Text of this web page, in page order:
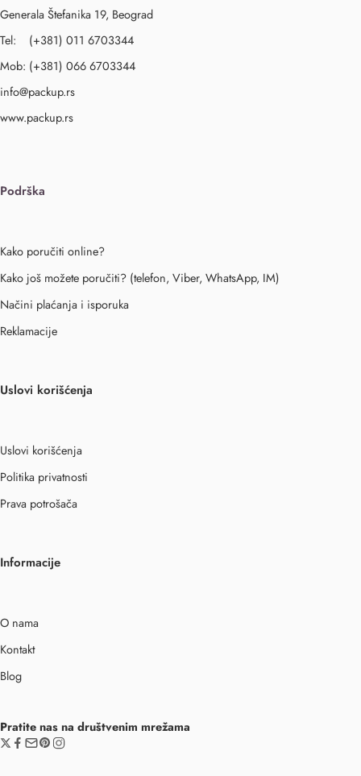
Generala Štefanika 19, Beograd
Tel: (+381) 011 6703344
Mob: (+381) 066 6703344
info@packup.rs
www.packup.rs
Podrška
Kako poručiti online?
Kako još možete poručiti? (telefon, Viber, WhatsApp, IM)
Načini plaćanja i isporuka
Reklamacije
Uslovi korišćenja
Uslovi korišćenja
Politika privatnosti
Prava potrošača
Informacije
O nama
Kontakt
Blog
Pratite nas na društvenim mrežama